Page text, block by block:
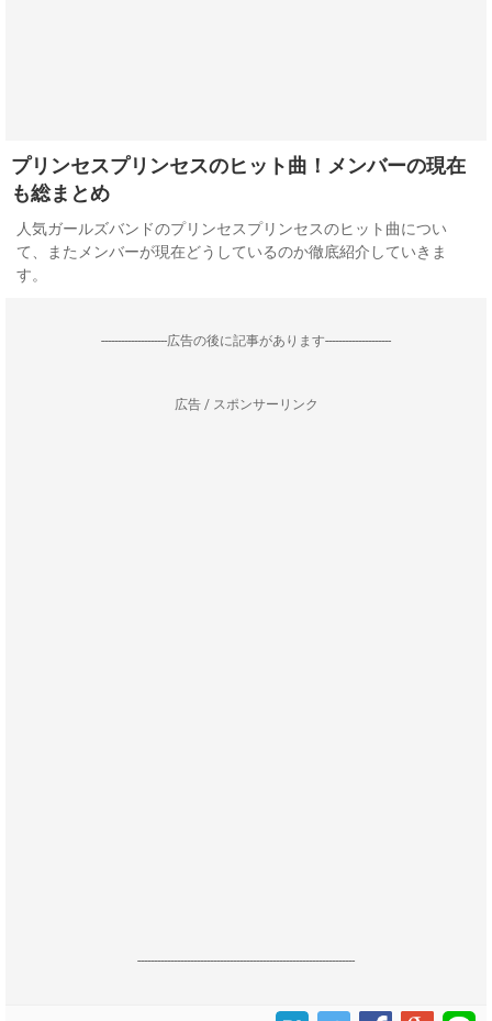
プリンセスプリンセスのヒット曲！メンバーの現在
も総まとめ
人気ガールズバンドのプリンセスプリンセスのヒット曲につい
て、またメンバーが現在どうしているのか徹底紹介していきま
す。
--------------------広告の後に記事があります--------------------
広告 / スポンサーリンク
------------------------------------------------------------------